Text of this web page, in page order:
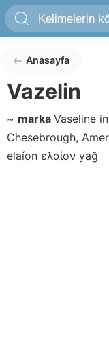
Anasayfa
Vazelin
~ marka Vaseline
Chesebrough,
elaíon ελαίον yağ